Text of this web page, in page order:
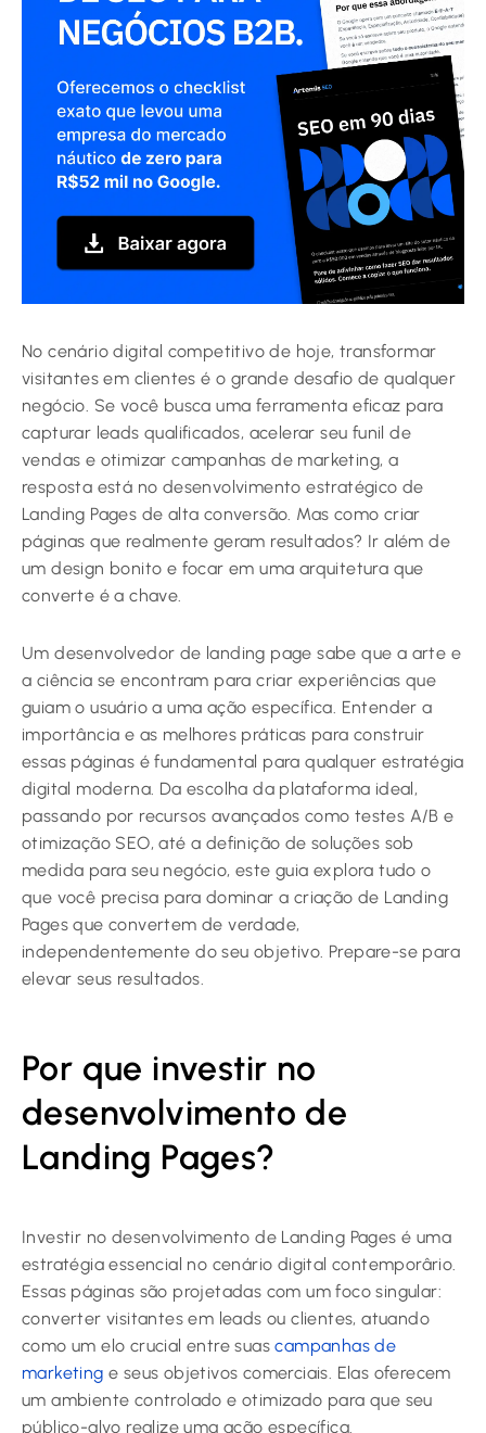
No cenário digital competitivo de hoje, transformar
visitantes em clientes é o grande desafio de qualquer
negócio. Se você busca uma ferramenta eficaz para
capturar leads qualificados, acelerar seu funil de
vendas e otimizar campanhas de marketing, a
resposta está no desenvolvimento estratégico de
Landing Pages de alta conversão. Mas como criar
páginas que realmente geram resultados? Ir além de
um design bonito e focar em uma arquitetura que
converte é a chave.
Um desenvolvedor de landing page sabe que a arte e
a ciência se encontram para criar experiências que
guiam o usuário a uma ação específica. Entender a
importância e as melhores práticas para construir
essas páginas é fundamental para qualquer estratégia
digital moderna. Da escolha da plataforma ideal,
passando por recursos avançados como testes A/B e
otimização SEO, até a definição de soluções sob
medida para seu negócio, este guia explora tudo o
que você precisa para dominar a criação de Landing
Pages que convertem de verdade,
independentemente do seu objetivo. Prepare-se para
elevar seus resultados.
Por que investir no
desenvolvimento de
Landing Pages?
Investir no desenvolvimento de Landing Pages é uma
estratégia essencial no cenário digital contemporârio.
Essas páginas são projetadas com um foco singular:
converter visitantes em leads ou clientes, atuando
como um elo crucial entre suascampanhas de
marketing e seus objetivos comerciais. Elas oferecem
um ambiente controlado e otimizado para que seu
público-alvo realize uma ação específica.